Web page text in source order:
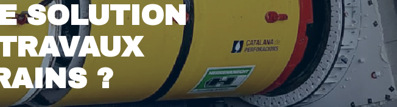
SOLUTION
?